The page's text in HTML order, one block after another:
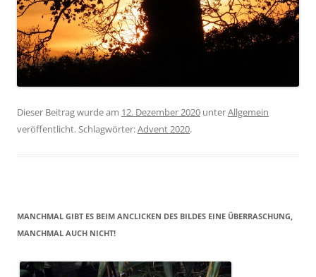
Dieser Beitrag wurde am 12. Dezember 2020 unterAllgemein
veröffentlicht. Schlagwörter:Advent 2020.
MANCHMAL GIBT ES BEIM ANCLICKEN DES BILDES EINE ÜBERRASCHUNG,
MANCHMAL AUCH NICHT!